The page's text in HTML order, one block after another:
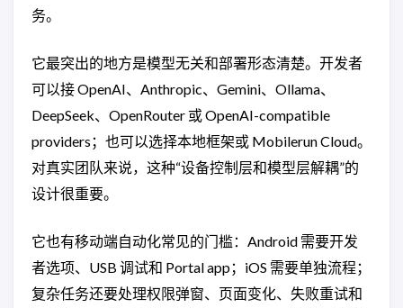
务。
它最突出的地方是模型无关和部署形态清楚。开发者
可以接 OpenAI、Anthropic、Gemini、Ollama、
DeepSeek、OpenRouter 或 OpenAI-compatible
providers；也可以选择本地框架或 Mobilerun Cloud。
对真实团队来说，这种“设备控制层和模型层解耦”的
设计很重要。
它也有移动端自动化常见的门槛：Android 需要开发
者选项、USB 调试和 Portal app；iOS 需要单独流程；
复杂任务还要处理权限弹窗、页面变化、失败重试和